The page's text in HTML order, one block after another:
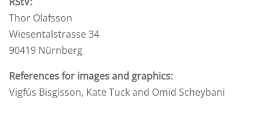
Thor Olafsson
Wiesentalstrasse 34
90419 Nürnberg
References for images and graphics:
Vigfús Bisgisson, Kate Tuck and Omid Scheybani